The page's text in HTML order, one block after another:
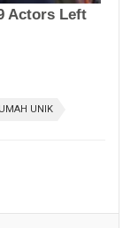
UNIK